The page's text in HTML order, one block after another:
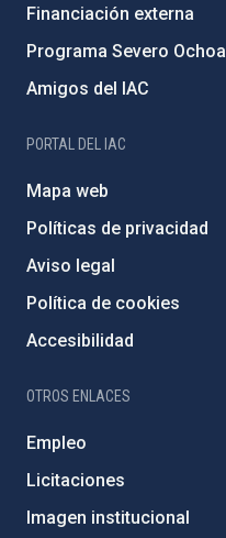
Financiación externa
Programa Severo Ochoa
Amigos del IAC
PORTAL DEL IAC
Mapa web
Políticas de privacidad
Aviso legal
Política de cookies
Accesibilidad
OTROS ENLACES
Empleo
Licitaciones
Imagen institucional